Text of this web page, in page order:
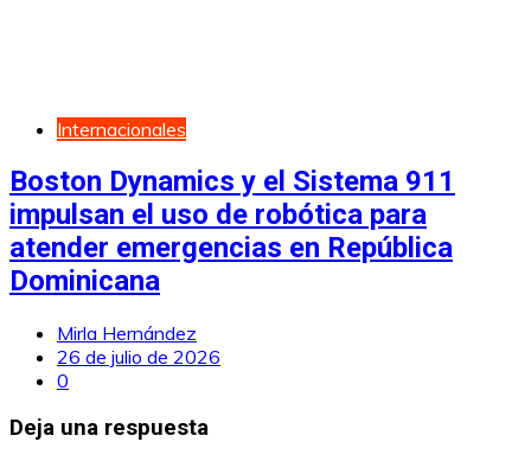
Internacionales
Boston Dynamics y el Sistema 911
impulsan el uso de robótica para
atender emergencias en República
Dominicana
Mirla Hernández
26 de julio de 2026
0
Deja una respuesta